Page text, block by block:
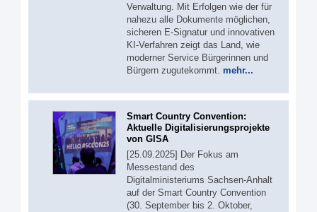
Verwaltung. Mit Erfolgen wie der für
nahezu alle Dokumente möglichen,
sicheren E-Signatur und innovativen
KI-Verfahren zeigt das Land, wie
moderner Service Bürgerinnen und
Bürgern zugutekommt. mehr...
Smart Country Convention:
Aktuelle Digitalisierungsprojekte
von GISA
[25.09.2025] Der Fokus am
Messestand des
Digitalministeriums Sachsen-Anhalt
auf der Smart Country Convention
(30. September bis 2. Oktober,